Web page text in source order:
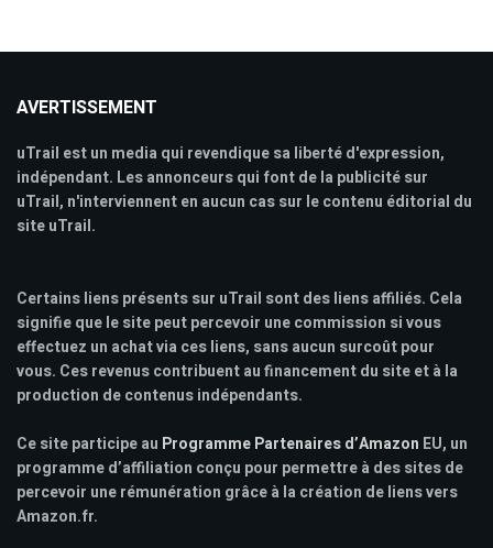
AVERTISSEMENT
uTrail est un media qui revendique sa liberté d'expression,
indépendant. Les annonceurs qui font de la publicité sur
uTrail, n'interviennent en aucun cas sur le contenu éditorial du
site uTrail.
Certains liens présents sur uTrail sont des liens affiliés. Cela
signifie que le site peut percevoir une commission si vous
effectuez un achat via ces liens, sans aucun surcoût pour
vous. Ces revenus contribuent au financement du site et à la
production de contenus indépendants.
Ce site participe au Programme Partenaires d’Amazon EU, un
programme d’affiliation conçu pour permettre à des sites de
percevoir une rémunération grâce à la création de liens vers
Amazon.fr.